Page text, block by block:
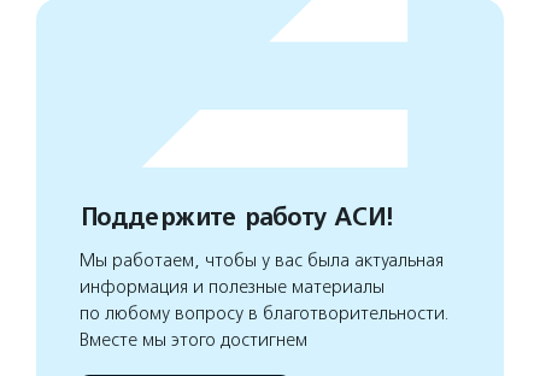
Поддержите работу АСИ!
Мы работаем, чтобы у вас была актуальная
информация и полезные материалы
по любому вопросу в благотворительности.
Вместе мы этого достигнем